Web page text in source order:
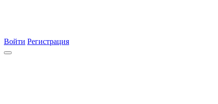
Войти Регистрация